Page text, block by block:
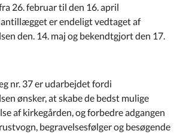
26. februar til den 16. april
er endeligt vedtaget af
den. 14. maj og bekendtgjort den 17.
nr. 37 er udarbejdet fordi
ønsker, at skabe de bedst mulige
af kirkegården, og forbedre adgangen
begravelsesfølger og besøgende